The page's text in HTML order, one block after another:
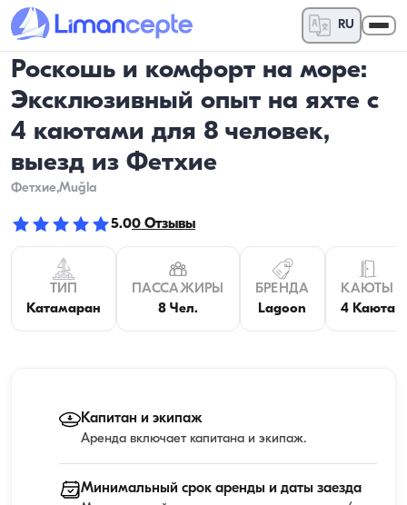
RU
Роскошь и комфорт на море:
Эксклюзивный опыт на яхте с
4 каютами для 8 человек,
выезд из Фетхие
Фетхие,Muğla
5.00 Отзывы
ТИП
Катамаран
ПАССАЖИРЫ
8 Чел.
БРЕНДА
Lagoon
КАЮТЫ
4 Каюта
Капитан и экипаж
Аренда включает капитана и экипаж.
Минимальный срок аренды и даты заезда